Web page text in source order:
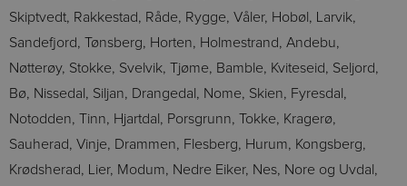
Skiptvedt, Rakkestad, Råde, Rygge, Våler, Hobøl, Larvik,
Sandefjord, Tønsberg, Horten, Holmestrand, Andebu,
Nøtterøy, Stokke, Svelvik, Tjøme, Bamble, Kviteseid, Seljord,
Bø, Nissedal, Siljan, Drangedal, Nome, Skien, Fyresdal,
Notodden, Tinn, Hjartdal, Porsgrunn, Tokke, Kragerø,
Sauherad, Vinje, Drammen, Flesberg, Hurum, Kongsberg,
Krødsherad, Lier, Modum, Nedre Eiker, Nes, Nore og Uvdal,